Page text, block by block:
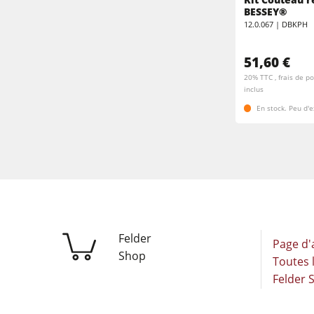
Perceuses/Mortaiseuses
BESSEY®
12.0.067 | DBKPH
51,60 €
20% TTC , frais de
inclus
En stock. Peu
Felder
Shop
Page
Toutes
Felder